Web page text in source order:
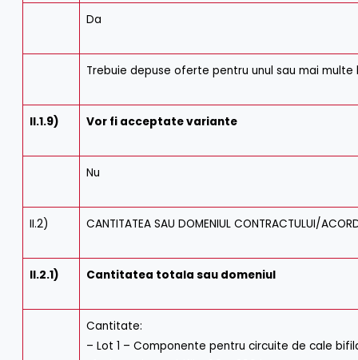
Da
Trebuie depuse oferte pentru unul sau mai multe
II.1.9) Vor fi acceptate variante
Nu
II.2) CANTITATEA SAU DOMENIUL CONTRACTULUI/
II.2.1) Cantitatea totala sau domeniul
Cantitate:
– Lot 1 – Componente pentru circuite de cale